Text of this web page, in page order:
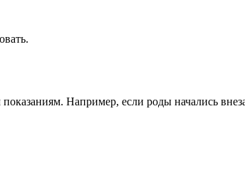
Например, если роды начались